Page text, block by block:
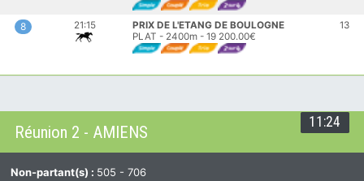
8 21:15
PRIX DE L'ETANG DE BOULOGNE
PLAT - 2400m - 19 200.00€
13
11:24
Réunion 2 - AMIENS
Non-partant(s) : 505 - 706